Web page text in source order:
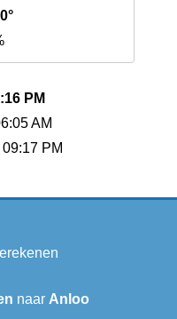
PM
AM
PM
naar Anloo